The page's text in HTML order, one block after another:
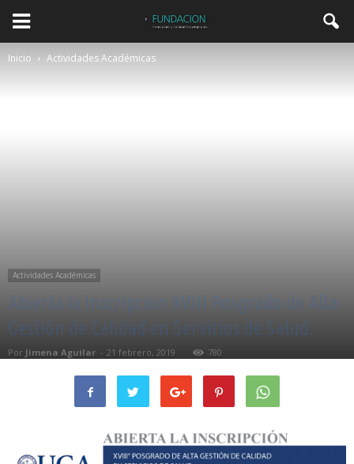
Inicio Actividades Académicas
Actividades Académicas
Abierta la Inscripción XVIII Posgrado de Alta
Gestión de Calidad en Servicios de Salud.
Por Jimena Aguilar - 21 febrero, 2019 780